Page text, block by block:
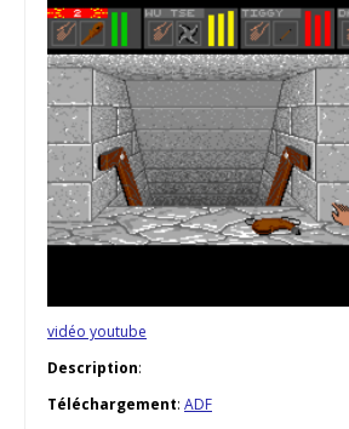
vidéo youtube
Description:
Téléchargement: ADF